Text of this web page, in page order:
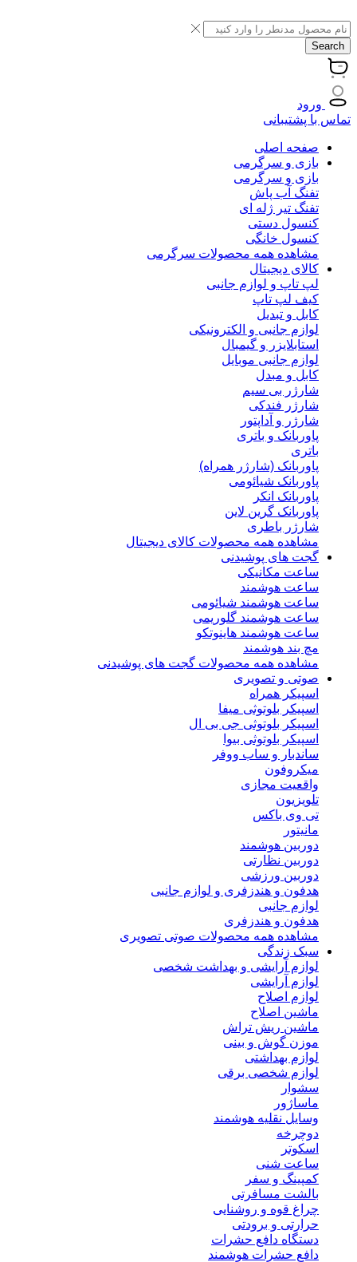
Search
ورود
تماس با پشتیبانی
صفحه اصلی
بازی و سرگرمی
بازی و سرگرمی
تفنگ آب پاش
تفنگ تیر ژله ای
کنسول دستی
کنسول خانگی
مشاهده همه محصولات سرگرمی
کالای دیجیتال
لپ تاپ و لوازم جانبی
کیف لپ تاپ
کابل و تبدیل
لوازم جانبی و الکترونیکی
استابلایزر و گیمبال
لوازم جانبی موبایل
کابل و مبدل
شارژر بی سیم
شارژر فندکی
شارژر و آداپتور
پاوربانک و باتری
باتری
پاوربانک (شارژر همراه)
پاوربانک شیائومی
پاوربانک انکر
پاوربانک گرین لاین
شارژر باطری
مشاهده همه محصولات کالای دیجیتال
گجت های پوشیدنی
ساعت مکانیکی
ساعت هوشمند
ساعت هوشمند شیائومی
ساعت هوشمند گلوریمی
ساعت هوشمند هاینوتکو
مچ بند هوشمند
مشاهده همه محصولات گجت های پوشیدنی
صوتی و تصویری
اسپیکر همراه
اسپیکر بلوتوثی میفا
اسپیکر بلوتوثی جی بی ال
اسپیکر بلوتوثی بیوا
ساندبار و ساب ووفر
میکروفون
واقعیت مجازی
تلویزیون
تی وی باکس
مانیتور
دوربین هوشمند
دوربین نظارتی
دوربین ورزشی
هدفون و هندزفری و لوازم جانبی
لوازم جانبی
هدفون و هندزفری
مشاهده همه محصولات صوتی تصویری
سبک زندگی
لوازم آرایشی و بهداشت شخصی
لوازم آرایشی
لوازم اصلاح
ماشین اصلاح
ماشین ریش تراش
موزن گوش و بینی
لوازم بهداشتی
لوازم شخصی برقی
سشوار
ماساژور
وسایل نقلیه هوشمند
دوچرخه
اسکوتر
ساعت شنی
کمپینگ و سفر
بالشت مسافرتی
چراغ قوه و روشنایی
حرارتی و برودتی
دستگاه دافع حشرات
دافع حشرات هوشمند